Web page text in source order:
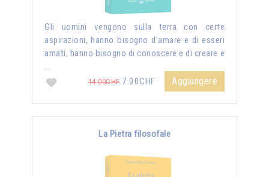
Gli uomini vengono sulla terra con certe
aspirazioni, hanno bisogno d’amare e di esseri
amati, hanno bisogno di conoscere e di creare e
…
14.00CHF7.00CHF Aggiungere
La Pietra filosofale